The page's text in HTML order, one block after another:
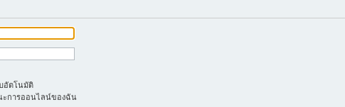
อัตโนมัติ
ะการออนไลน์ของฉัน